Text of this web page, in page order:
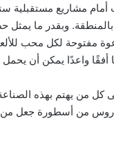
أمام مشاريع
وبقدر ما يمثل
دعوة مفتوحة لكل محب
أفقًا واعدًا يمكن أن
كل من يهتم بهذه
من أسطورة جعل من